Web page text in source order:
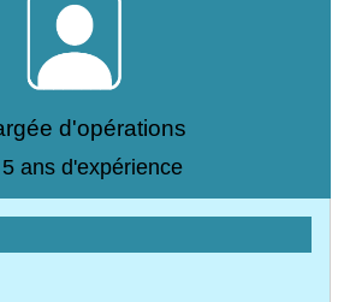
d'opérations
ans d'expérience